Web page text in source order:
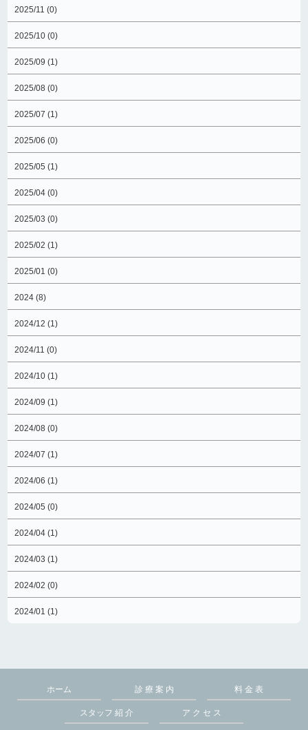
2025/11 (0)
2025/10 (0)
2025/09 (1)
2025/08 (0)
2025/07 (1)
2025/06 (0)
2025/05 (1)
2025/04 (0)
2025/03 (0)
2025/02 (1)
2025/01 (0)
2024 (8)
2024/12 (1)
2024/11 (0)
2024/10 (1)
2024/09 (1)
2024/08 (0)
2024/07 (1)
2024/06 (1)
2024/05 (0)
2024/04 (1)
2024/03 (1)
2024/02 (0)
2024/01 (1)
ホーム 診 療 案 内 料 金 表
スタッフ 紹 介 ア ク セ ス